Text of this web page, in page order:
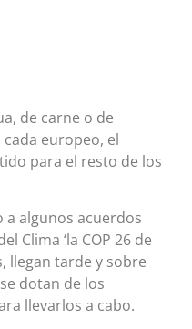
de carne o de
europeo, el
para el resto de los
a algunos acuerdos
Clima ‘la COP 26 de
llegan tarde y sobre
dotan de los
llevarlos a cabo.